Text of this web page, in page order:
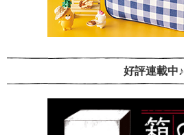
好評連載中♪